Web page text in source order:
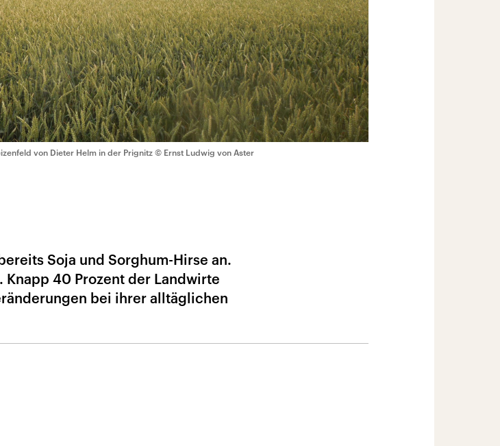
von Dieter Helm in der Prignitz © Ernst Ludwig von Aster
Soja und Sorghum-Hirse an.
Knapp 40 Prozent der Landwirte
bei ihrer alltäglichen